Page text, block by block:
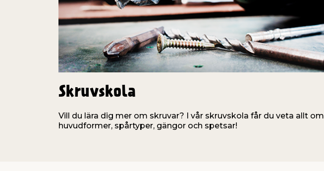
Skruvskola
Vill du lära dig mer om skruvar? I vår skruvskola får du veta allt om
huvudformer, spårtyper, gängor och spetsar!